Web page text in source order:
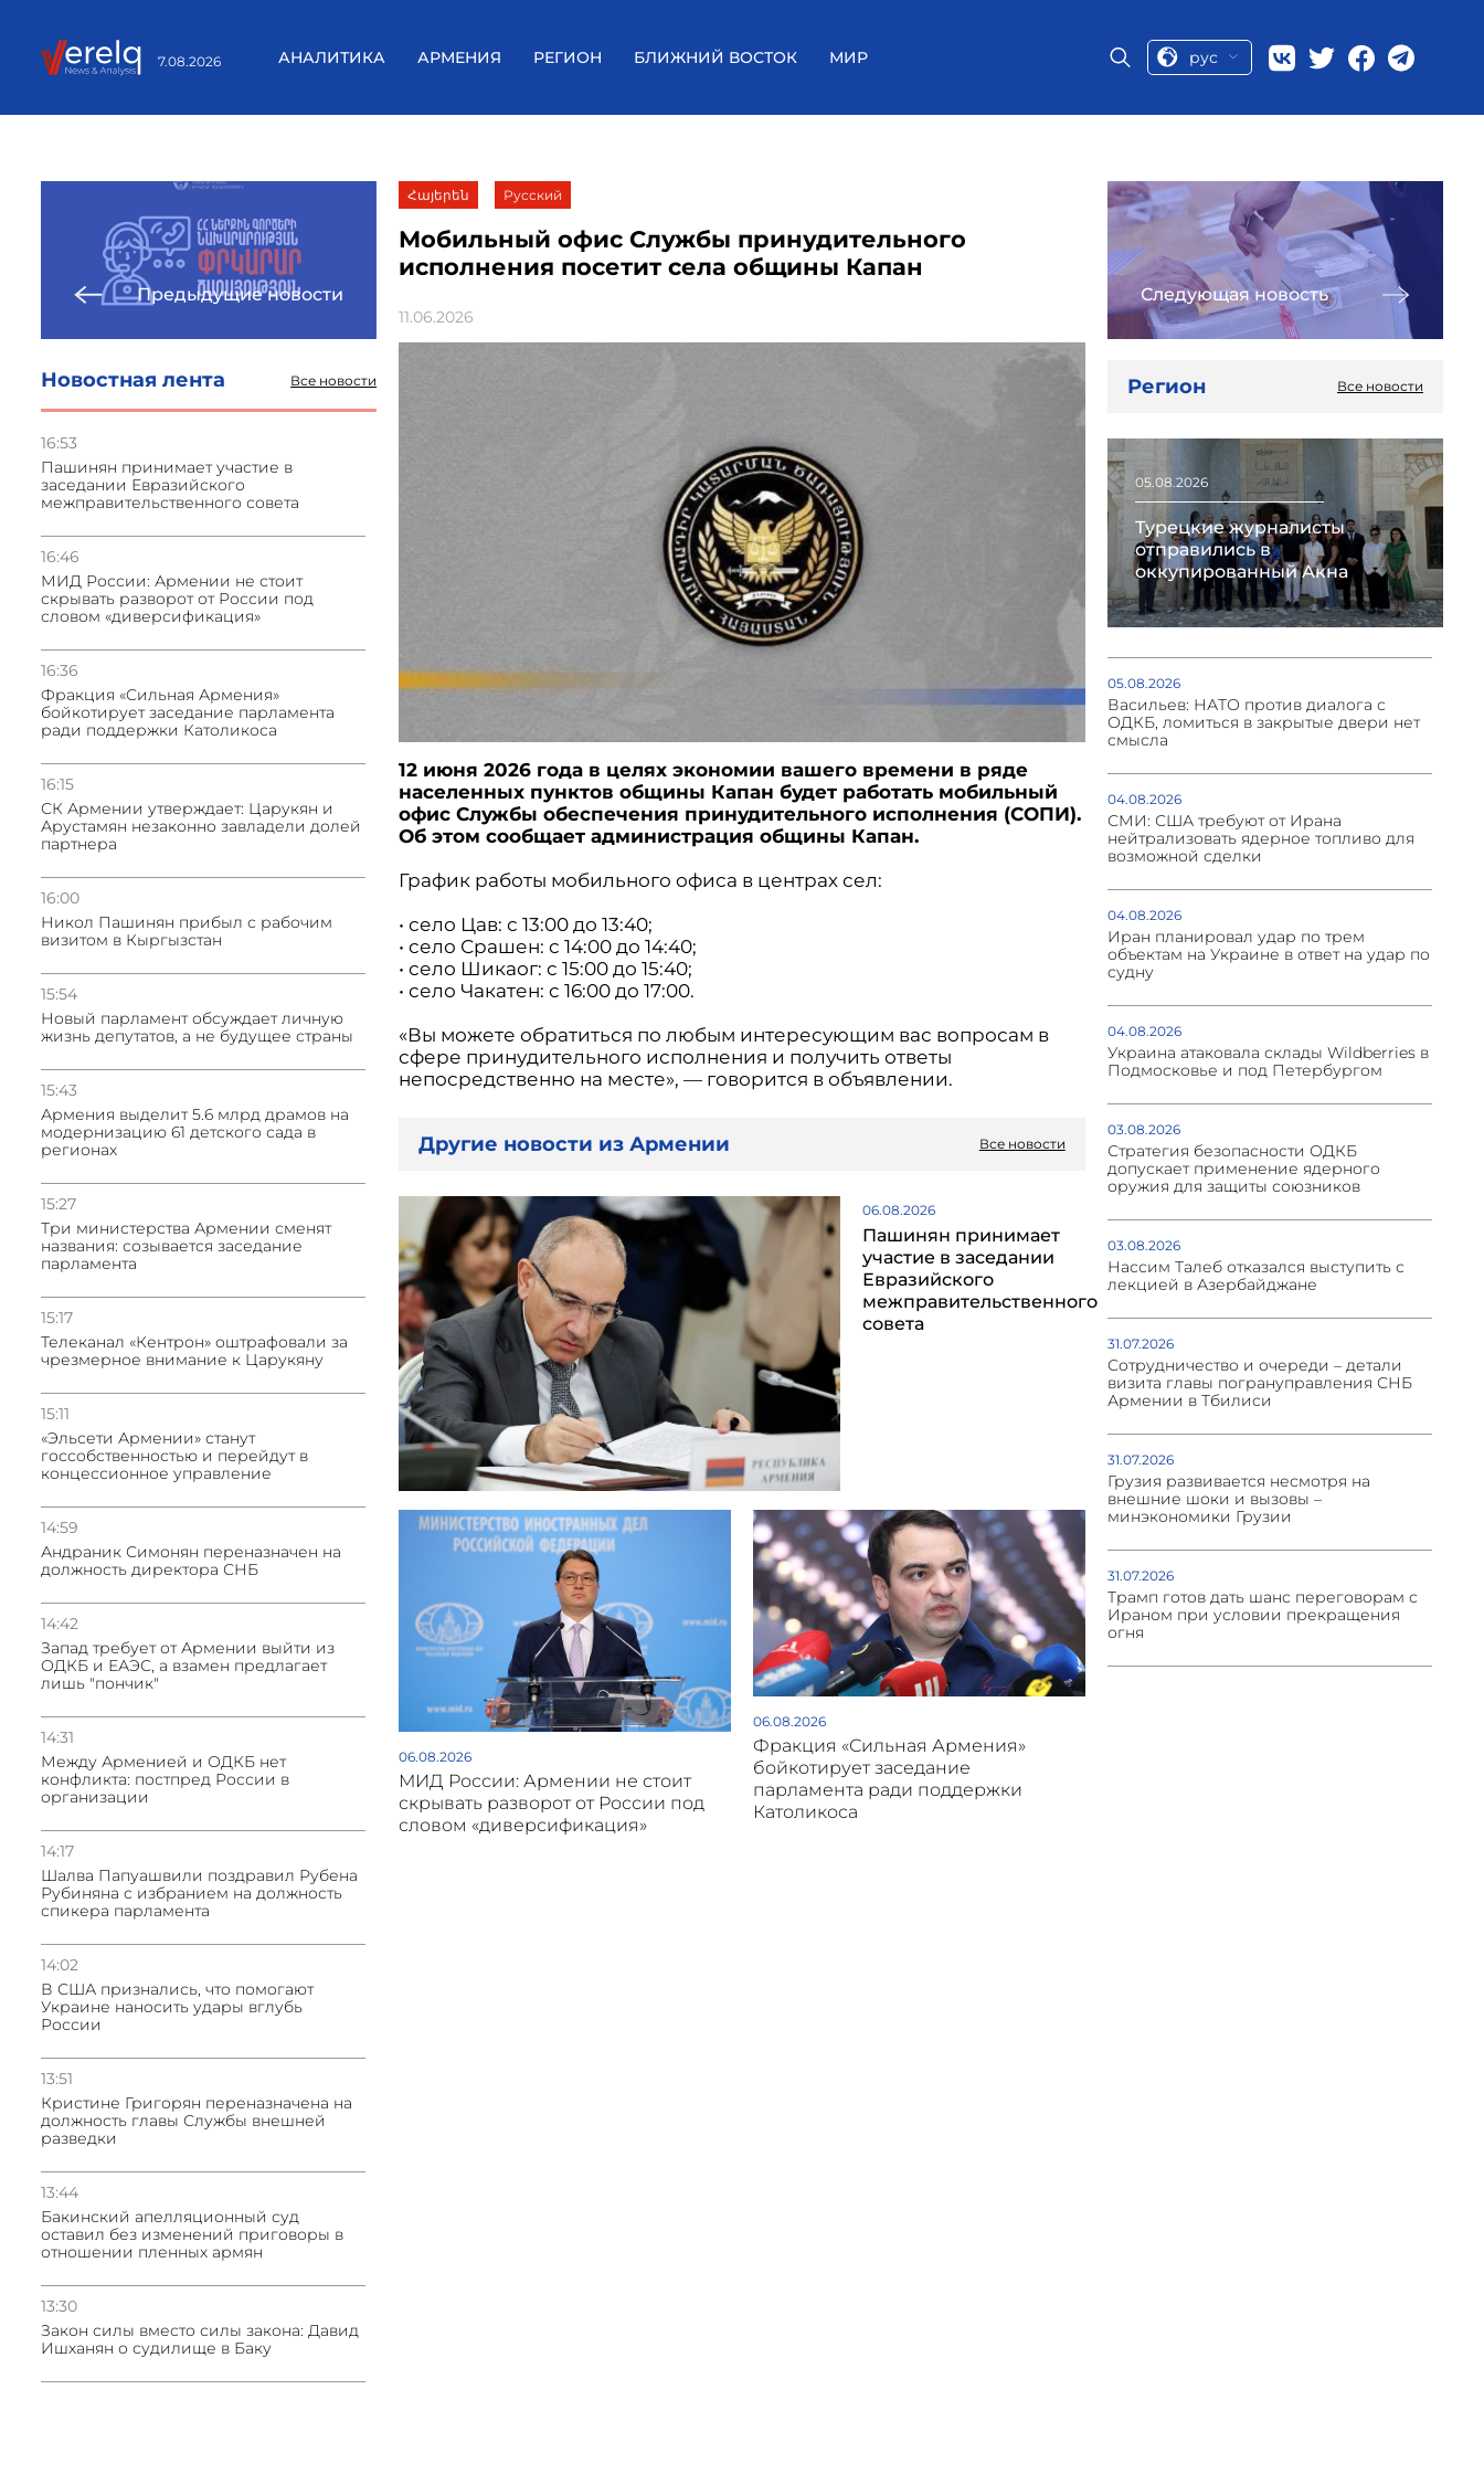
7.08.2026 АНАЛИТИКА АРМЕНИЯ РЕГИОН БЛИЖНИЙ ВОСТОК МИР рус
Предыдущие новости
Новостная лента Все новости
16:53
Пашинян принимает участие в
заседании Евразийского
межправительственного совета
16:46
МИД России: Армении не стоит
скрывать разворот от России под
словом «диверсификация»
16:36
Фракция «Сильная Армения»
бойкотирует заседание парламента
ради поддержки Католикоса
16:15
СК Армении утверждает: Царукян и
Арустамян незаконно завладели долей
партнера
16:00
Никол Пашинян прибыл с рабочим
визитом в Кыргызстан
15:54
Новый парламент обсуждает личную
жизнь депутатов, а не будущее страны
15:43
Армения выделит 5.6 млрд драмов на
модернизацию 61 детского сада в
регионах
15:27
Три министерства Армении сменят
названия: созывается заседание
парламента
15:17
Телеканал «Кентрон» оштрафовали за
чрезмерное внимание к Царукяну
15:11
«Эльсети Армении» станут
госсобственностью и перейдут в
концессионное управление
14:59
Андраник Симонян переназначен на
должность директора СНБ
14:42
Запад требует от Армении выйти из
ОДКБ и ЕАЭС, а взамен предлагает
лишь "пончик"
14:31
Между Арменией и ОДКБ нет
конфликта: постпред России в
организации
14:17
Шалва Папуашвили поздравил Рубена
Рубиняна с избранием на должность
спикера парламента
14:02
В США признались, что помогают
Украине наносить удары вглубь
России
13:51
Кристине Григорян переназначена на
должность главы Службы внешней
разведки
13:44
Бакинский апелляционный суд
оставил без изменений приговоры в
отношении пленных армян
13:30
Закон силы вместо силы закона: Давид
Ишханян о судилище в Баку
Հայերեն Русский
Мобильный офис Службы принудительного
исполнения посетит села общины Капан
11.06.2026
12 июня 2026 года в целях экономии вашего времени в ряде
населенных пунктов общины Капан будет работать мобильный
офис Службы обеспечения принудительного исполнения (СОПИ).
Об этом сообщает администрация общины Капан.
График работы мобильного офиса в центрах сел:
• село Цав: с 13:00 до 13:40;
• село Срашен: с 14:00 до 14:40;
• село Шикаог: с 15:00 до 15:40;
• село Чакатен: с 16:00 до 17:00.
«Вы можете обратиться по любым интересующим вас вопросам в
сфере принудительного исполнения и получить ответы
непосредственно на месте», — говорится в объявлении.
Другие новости из Армении Все новости
06.08.2026
Пашинян принимает
участие в заседании
Евразийского
межправительственного
совета
06.08.2026
МИД России: Армении не стоит
скрывать разворот от России под
словом «диверсификация»
06.08.2026
Фракция «Сильная Армения»
бойкотирует заседание
парламента ради поддержки
Католикоса
Следующая новость
Регион Все новости
05.08.2026
Турецкие журналисты
отправились в
оккупированный Акна
05.08.2026
Васильев: НАТО против диалога с
ОДКБ, ломиться в закрытые двери нет
смысла
04.08.2026
СМИ: США требуют от Ирана
нейтрализовать ядерное топливо для
возможной сделки
04.08.2026
Иран планировал удар по трем
объектам на Украине в ответ на удар по
судну
04.08.2026
Украина атаковала склады Wildberries в
Подмосковье и под Петербургом
03.08.2026
Стратегия безопасности ОДКБ
допускает применение ядерного
оружия для защиты союзников
03.08.2026
Нассим Талеб отказался выступить с
лекцией в Азербайджане
31.07.2026
Сотрудничество и очереди – детали
визита главы погрануправления СНБ
Армении в Тбилиси
31.07.2026
Грузия развивается несмотря на
внешние шоки и вызовы –
минэкономики Грузии
31.07.2026
Трамп готов дать шанс переговорам с
Ираном при условии прекращения
огня